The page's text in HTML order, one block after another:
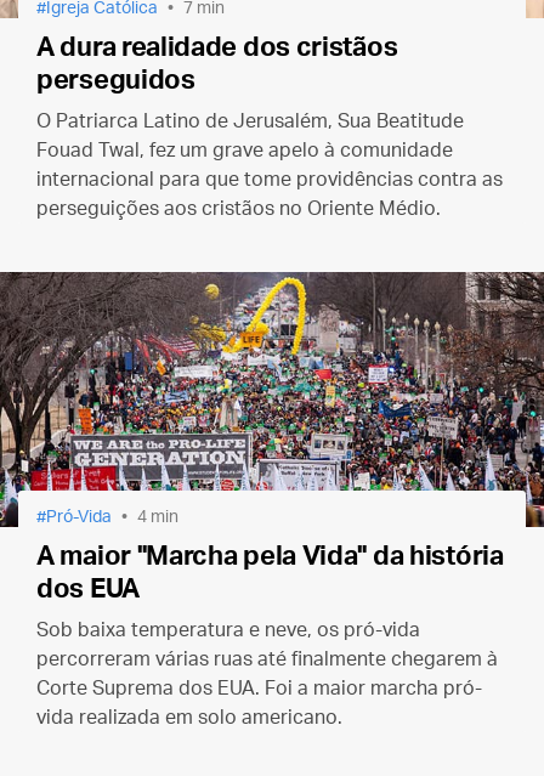
Igreja Católica 7 min
A dura realidade dos cristãos
perseguidos
O Patriarca Latino de Jerusalém, Sua Beatitude
Fouad Twal, fez um grave apelo à comunidade
internacional para que tome providências contra as
perseguições aos cristãos no Oriente Médio.
Pró-Vida 4 min
A maior "Marcha pela Vida" da história
dos EUA
Sob baixa temperatura e neve, os pró-vida
percorreram várias ruas até finalmente chegarem à
Corte Suprema dos EUA. Foi a maior marcha pró-
vida realizada em solo americano.